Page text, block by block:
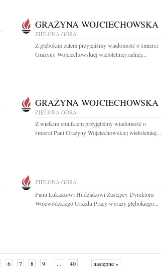
GRAŻYNA WOJCIECHOWSKA
ZIELONA GÓRA
Z głębokim żalem przyjęliśmy wiadomość o śmierci
Grażyny Wojciechowskiej wieloletniej radnej...
GRAŻYNA WOJCIECHOWSKA
ZIELONA GÓRA
Z wielkim smutkiem przyjęliśmy wiadomość o
śmierci Pani Grażyny Wojciechowskiej wieloletniej...
ZIELONA GÓRA
Panu Łukaszowi Hudziakowi Zastępcy Dyrektora
Wojewódzkiego Urzędu Pracy wyrazy głębokiego...
6 7 8 9 ... 40 następne »